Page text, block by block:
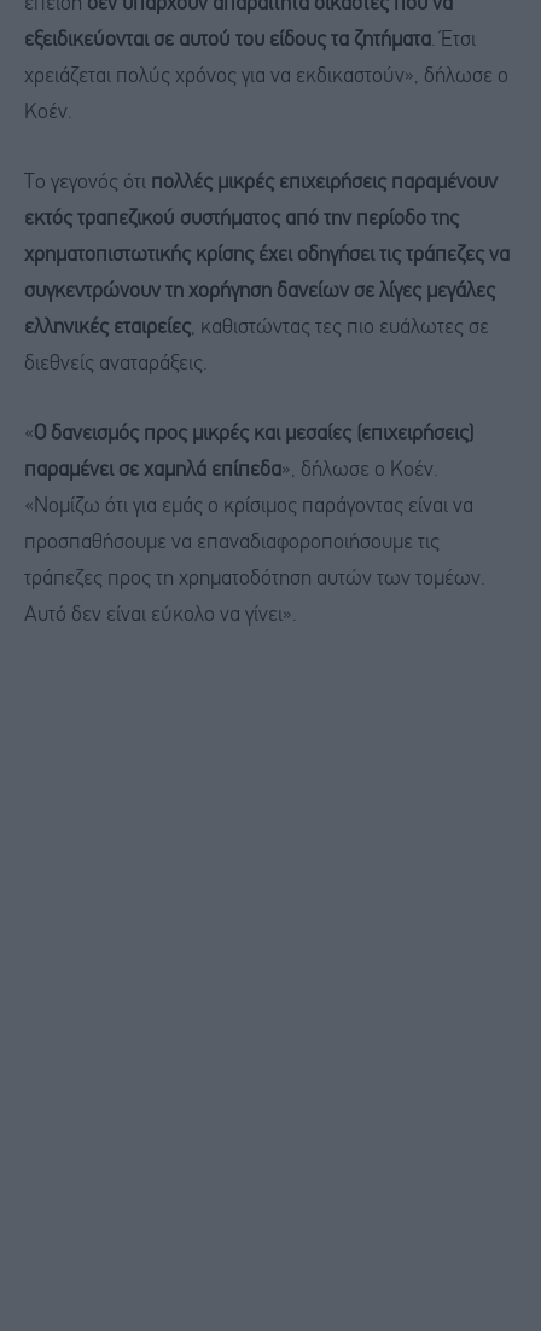
επειδή δεν υπάρχουν απαραίτητα δικαστές που να
εξειδικεύονται σε αυτού του είδους τα ζητήματα. Έτσι
χρειάζεται πολύς χρόνος για να εκδικαστούν», δήλωσε ο
Κοέν.
Το γεγονός ότι πολλές μικρές επιχειρήσεις παραμένουν
εκτός τραπεζικού συστήματος από την περίοδο της
χρηματοπιστωτικής κρίσης έχει οδηγήσει τις τράπεζες να
συγκεντρώνουν τη χορήγηση δανείων σε λίγες μεγάλες
ελληνικές εταιρείες, καθιστώντας τες πιο ευάλωτες σε
διεθνείς αναταράξεις.
«Ο δανεισμός προς μικρές και μεσαίες (επιχειρήσεις)
παραμένει σε χαμηλά επίπεδα», δήλωσε ο Κοέν.
«Νομίζω ότι για εμάς ο κρίσιμος παράγοντας είναι να
προσπαθήσουμε να επαναδιαφοροποιήσουμε τις
τράπεζες προς τη χρηματοδότηση αυτών των τομέων.
Αυτό δεν είναι εύκολο να γίνει».